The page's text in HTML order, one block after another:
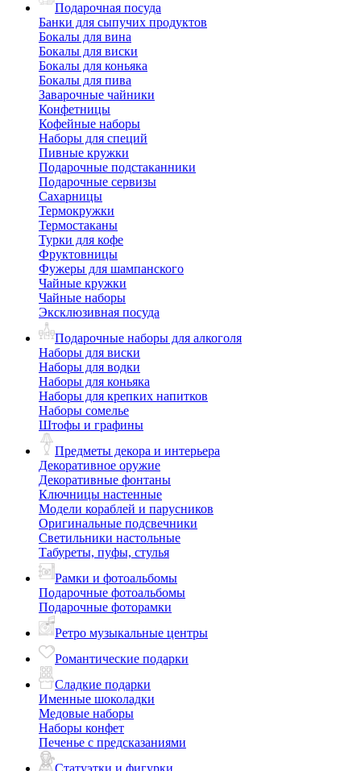
Подарочная посуда
Банки для сыпучих продуктов
Бокалы для вина
Бокалы для виски
Бокалы для коньяка
Бокалы для пива
Заварочные чайники
Конфетницы
Кофейные наборы
Наборы для специй
Пивные кружки
Подарочные подстаканники
Подарочные сервизы
Сахарницы
Термокружки
Термостаканы
Турки для кофе
Фруктовницы
Фужеры для шампанского
Чайные кружки
Чайные наборы
Эксклюзивная посуда
Подарочные наборы для алкоголя
Наборы для виски
Наборы для водки
Наборы для коньяка
Наборы для крепких напитков
Наборы сомелье
Штофы и графины
Предметы декора и интерьера
Декоративное оружие
Декоративные фонтаны
Ключницы настенные
Модели кораблей и парусников
Оригинальные подсвечники
Светильники настольные
Табуреты, пуфы, стулья
Рамки и фотоальбомы
Подарочные фотоальбомы
Подарочные фоторамки
Ретро музыкальные центры
Романтические подарки
Сладкие подарки
Именные шоколадки
Медовые наборы
Наборы конфет
Печенье с предсказаниями
Статуэтки и фигурки